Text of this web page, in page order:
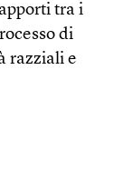
tra i
di
razziali e